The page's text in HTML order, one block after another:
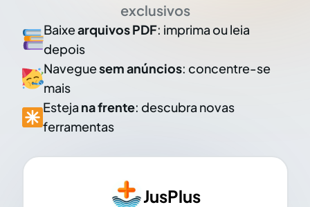
exclusivos
Baixearquivos PDF: imprima ou leia
depois
Naveguesem anúncios: concentre-se
mais
Esteja na frente: descubra novas
ferramentas
JusPlus